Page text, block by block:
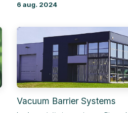
6 aug. 2024
Vacuum Barrier Systems